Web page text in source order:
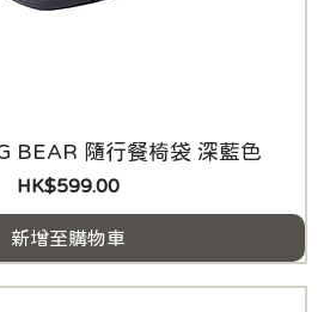
BEAR 隨行餐椅袋 深藍色
價格
HK$599.00
新增至購物車